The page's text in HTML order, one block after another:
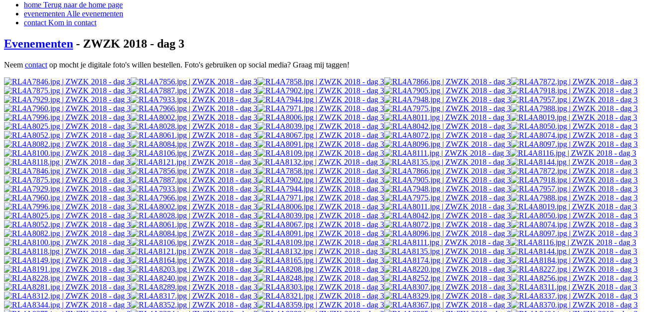
home Terug naar de home page
evenementen Alle evenementen
contact Kom in contact
Evenementen - ZWZK 2018 - dag 3
Neem contact op mocht je digitale foto's willen bestellen. Foto's gebruiken op social media? Graag mij taggen!